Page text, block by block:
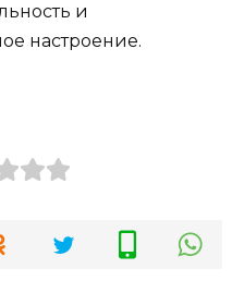
и
настроение.